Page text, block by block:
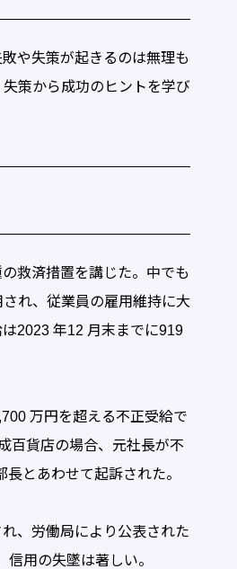
や失策が起きるのは無理も
策から成功のヒントを学び
救済措置を講じた。中でも
れ、従業員の雇用維持に大
2023 年12 月末までに919
万円を超える不正受給で
百貨店の場合、元社長が不
とあわせて起訴された。
、労働局により公表された
用の失墜は著しい。